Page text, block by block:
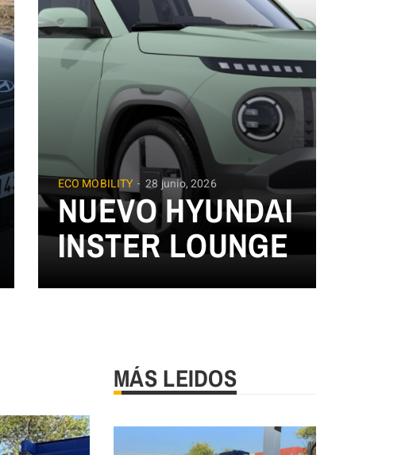
ECO MOBILITY 28 junio, 2026
NUEVO HYUNDAI
INSTER LOUNGE
MÁS LEIDOS